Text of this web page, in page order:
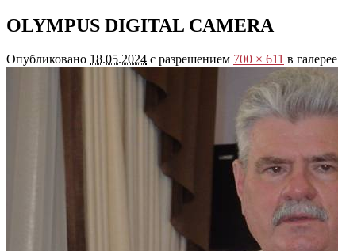
OLYMPUS DIGITAL CAMERA
Опубликовано 18.05.2024 с разрешением 700 × 611 в галерее